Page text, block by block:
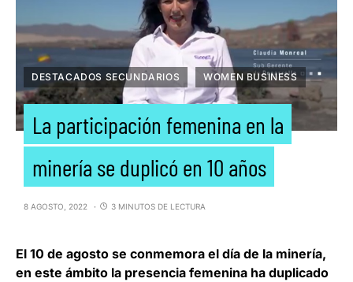
DESTACADOS SECUNDARIOS WOMEN BUSINESS
La participación femenina en la
minería se duplicó en 10 años
8 AGOSTO, 2022 3 MINUTOS DE LECTURA
El 10 de agosto se conmemora el día de la minería,
en este ámbito la presencia femenina ha duplicado